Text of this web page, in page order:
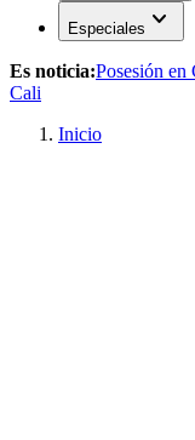
Especiales expand_more
Es noticia:Posesión en
Cali
Inicio